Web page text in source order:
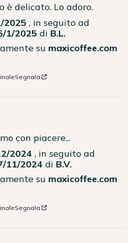
è delicato. Lo adoro.
2025 , in seguito ad
1/2025 di B.L.
su maxicoffee.com
Segnala
con piacere...
2024 , in seguito ad
11/2024 di B.V.
su maxicoffee.com
Segnala